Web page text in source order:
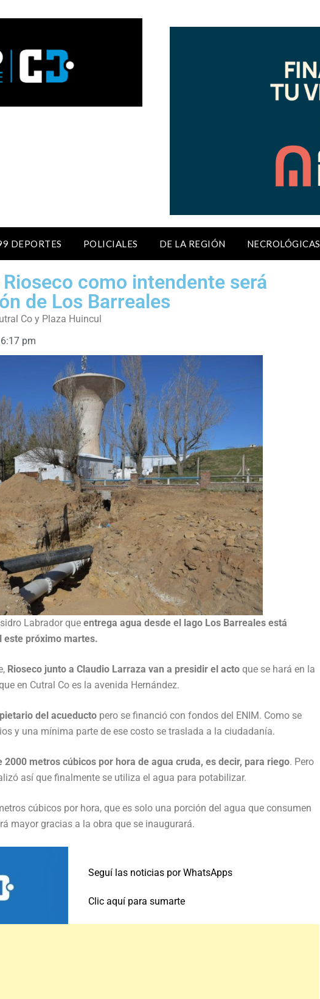
DEPORTES POLICIALES DE LA REGIÓN NECROLÓGICAS
como intendente será
de Los Barreales
Co y Plaza Huincul
6:17 pm
Labrador que entrega agua desde el lago Los Barreales está
este próximo martes.
Rioseco junto a Claudio Larraza van a presidir el acto que se hará en la
en Cutral Co es la avenida Hernández.
del acueducto pero se financió con fondos del ENIM. Como se
y una mínima parte de ese costo se traslada a la ciudadanía.
metros cúbicos por hora de agua cruda, es decir, para riego. Pero
así que finalmente se utiliza el agua para potabilizar.
cúbicos por hora, que es solo una porción del agua que consumen
mayor gracias a la obra que se inaugurará.
Seguí las noticias por WhatsApps
Clic aquí para sumarte